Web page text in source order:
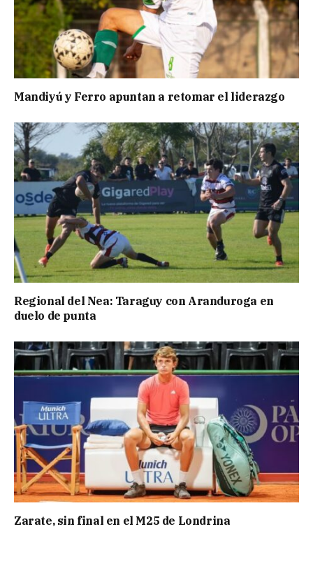
Mandiyú y Ferro apuntan a retomar el liderazgo
Regional del Nea: Taraguy con Aranduroga en
duelo de punta
Zarate, sin final en el M25 de Londrina